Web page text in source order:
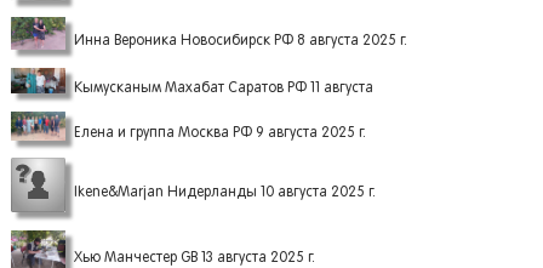
Инна Вероника Новосибирск РФ 8 августа 2025 г.
Кымусканым Махабат Саратов РФ 11 августа
Елена и группа Москва РФ 9 августа 2025 г.
Ikene&Marjan Нидерланды 10 августа 2025 г.
Хью Манчестер GB 13 августа 2025 г.